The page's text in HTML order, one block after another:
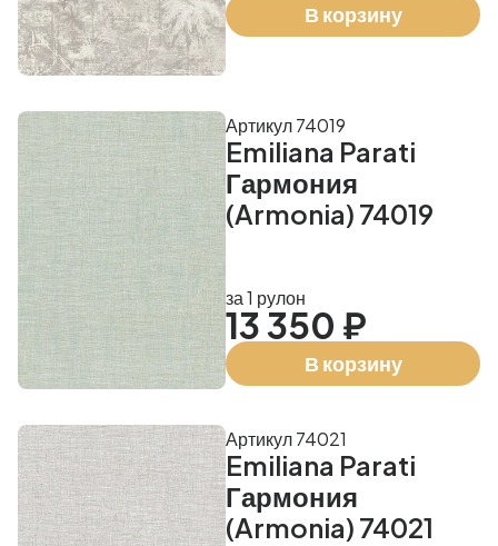
В корзину
Emiliana Parati
Гармония
(Armonia) 74019
Артикул 74019
за 1 рулон
13 350 ₽
В корзину
Emiliana Parati
Гармония
(Armonia) 74021
Артикул 74021